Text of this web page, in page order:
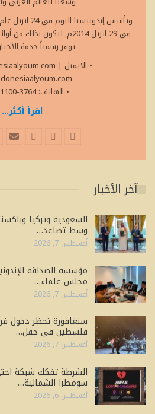
في 29 ابريل 2014م, لتكون
توفر رسمياً خدمة
• الايميل |
• الهاتف: 3764-1100-6281+
اقرأ أكثر...
آخر الأخبار
السعودية وتركيا
وسط تصاعد…
أغسطس 7, 2026
مؤسسة الصداقة
مجلس علماء…
أغسطس 7, 2026
سنغافورة تحظر دخول
فلسطين في حفل…
أغسطس 7, 2026
الشرطة تفكك شبكة
سومطرا الشمالية…
أغسطس 6, 2026